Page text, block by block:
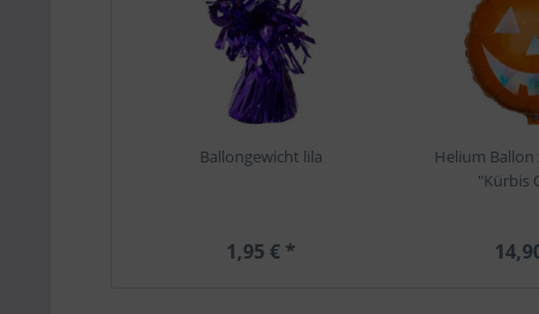
Ballongewicht lila
1,95 € *
Helium Ballon
"Kürbis